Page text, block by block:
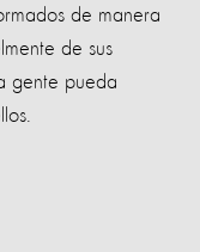
de manera
de sus
gente pueda